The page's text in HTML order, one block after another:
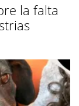
la falta